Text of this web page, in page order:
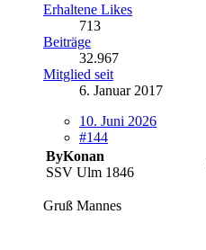
Erhaltene Likes
713
Beiträge
32.967
Mitglied seit
6. Januar 2017
10. Juni 2026
#144
ByKonan
SSV Ulm 1846
Gruß Mannes